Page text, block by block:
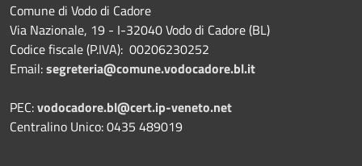
Comune di Vodo di Cadore
Via Nazionale, 19 - I-32040 Vodo di Cadore (BL)
Codice fiscale (P.IVA): 00206230252
Email:segreteria@comune.vodocadore.bl.it
PEC:vodocadore.bl@cert.ip-veneto.net
Centralino Unico: 0435 489019